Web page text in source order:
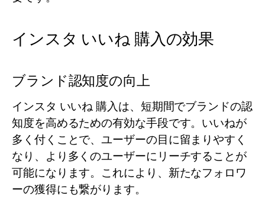
インスタ いいね 購入の効果
ブランド認知度の向上
インスタ いいね 購入は、短期間でブランドの認
知度を高めるための有効な手段です。いいねが
多く付くことで、ユーザーの目に留まりやすく
なり、より多くのユーザーにリーチすることが
可能になります。これにより、新たなフォロワ
ーの獲得にも繋がります。